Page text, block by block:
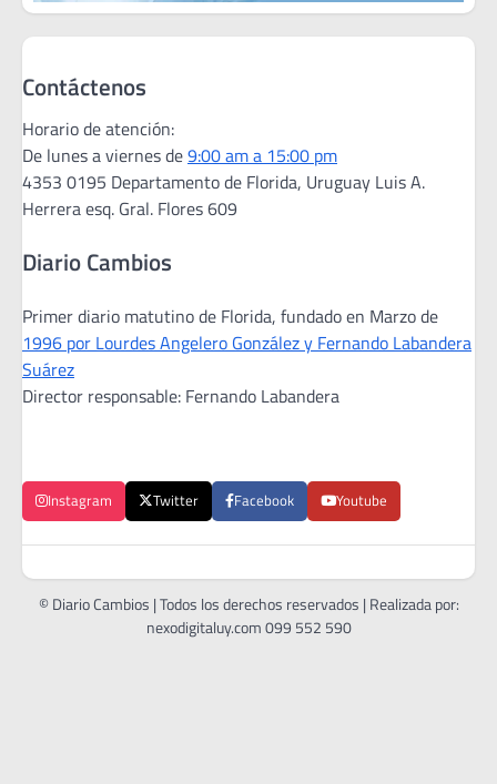
Contáctenos
Horario de atención:
De lunes a viernes de9:00 am a 15:00 pm
4353 0195 Departamento de Florida, Uruguay Luis A.
Herrera esq. Gral. Flores 609
Diario Cambios
Primer diario matutino de Florida, fundado en Marzo de
1996 por Lourdes Angelero González y Fernando Labandera
Suárez
Director responsable: Fernando Labandera
Instagram Twitter Facebook Youtube